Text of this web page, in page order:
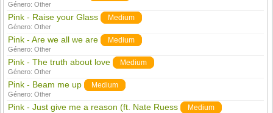
Género:Other
Pink - Raise your Glass Medium
Género:Other
Pink - Are we all we are Medium
Género:Other
Pink - The truth about love Medium
Género:Other
Pink - Beam me up Medium
Género:Other
Pink - Just give me a reason (ft. Nate Ruess Medium